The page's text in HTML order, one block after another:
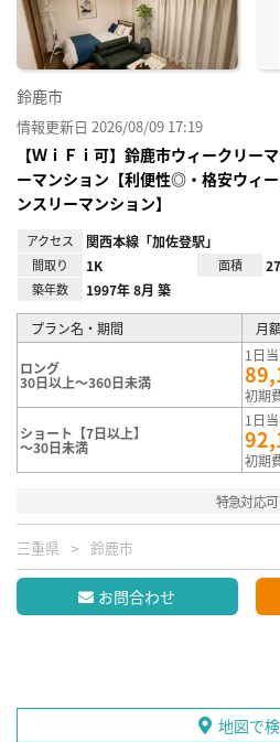
鈴鹿市
情報更新日 2026/08/09 17:19
【ＷｉＦｉ可】鈴鹿市ウィークリー
ーマンション【利便性◎・格安ウィ
ンスリーマンション】
アクセス 関西本線「加佐登駅」
間取り 1K 面積
築年数 1997年 8月 築
プラン名・期間 月
ロング
30日以上～360日未満
1日
初期
ショート【7日以上】
～30日未満
1日
初期
特急対応可
三重県 鈴鹿市
お問合わせ
地図で